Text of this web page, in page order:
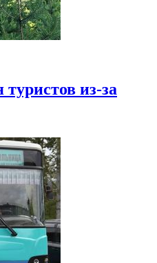
из-за